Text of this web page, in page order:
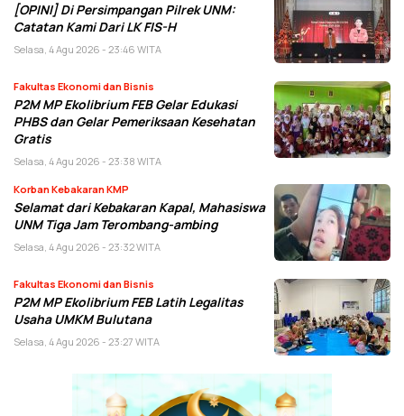
[OPINI] Di Persimpangan Pilrek UNM:
Catatan Kami Dari LK FIS-H
Selasa, 4 Agu 2026 - 23:46 WITA
Fakultas Ekonomi dan Bisnis
P2M MP Ekolibrium FEB Gelar Edukasi
PHBS dan Gelar Pemeriksaan Kesehatan
Gratis
Selasa, 4 Agu 2026 - 23:38 WITA
Korban Kebakaran KMP
Selamat dari Kebakaran Kapal, Mahasiswa
UNM Tiga Jam Terombang-ambing
Selasa, 4 Agu 2026 - 23:32 WITA
Fakultas Ekonomi dan Bisnis
P2M MP Ekolibrium FEB Latih Legalitas
Usaha UMKM Bulutana
Selasa, 4 Agu 2026 - 23:27 WITA